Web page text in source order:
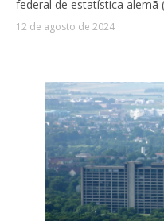
federal de estatística alemã
12 de agosto de 2024